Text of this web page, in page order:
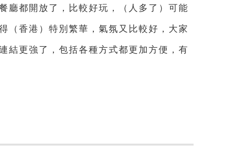
都開放了，比較好玩，（人多了）可能
（香港）特別繁華，氣氛又比較好，大家
結更強了，包括各種方式都更加方便，有